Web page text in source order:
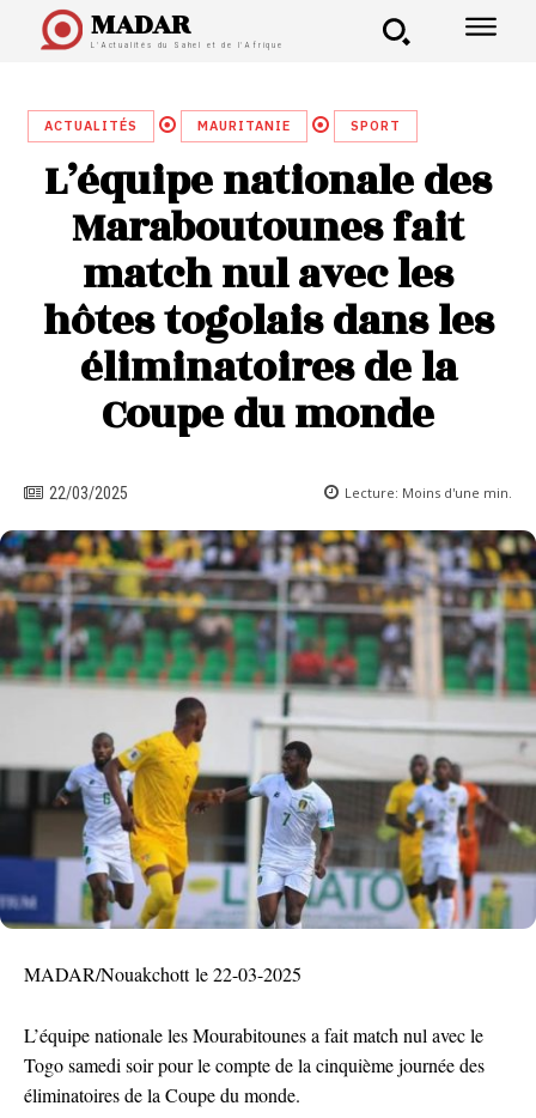
MADAR
L'Actualités du Sahel et de l'Afrique
ACTUALITÉS MAURITANIE SPORT
L’équipe nationale des
Maraboutounes fait
match nul avec les
hôtes togolais dans les
éliminatoires de la
Coupe du monde
22/03/2025 Lecture: Moins d'une min.
MADAR/Nouakchott le 22-03-2025
L’équipe nationale les Mourabitounes a fait match nul avec le
Togo samedi soir pour le compte de la cinquième journée des
éliminatoires de la Coupe du monde.